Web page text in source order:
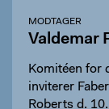
MODTAGER
Valdemar
Komitéen for
inviterer
Roberts d.